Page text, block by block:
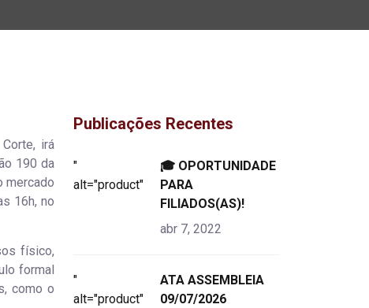
irá
190 da
mercado
16h, no
físico,
formal
como o
Publicações Recentes
"
alt="product">
🎓 OPORTUNIDADE
PARA
FILIADOS(AS)!
abr 7, 2022
"
alt="product">
ATA ASSEMBLEIA
09/07/2026